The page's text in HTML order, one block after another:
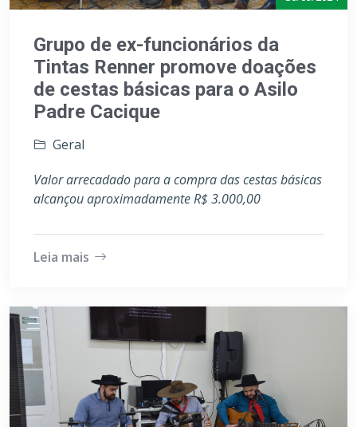
Grupo de ex-funcionários da
Tintas Renner promove doações
de cestas básicas para o Asilo
Padre Cacique
Geral
Valor arrecadado para a compra das cestas básicas
alcançou aproximadamente R$ 3.000,00
Leia mais